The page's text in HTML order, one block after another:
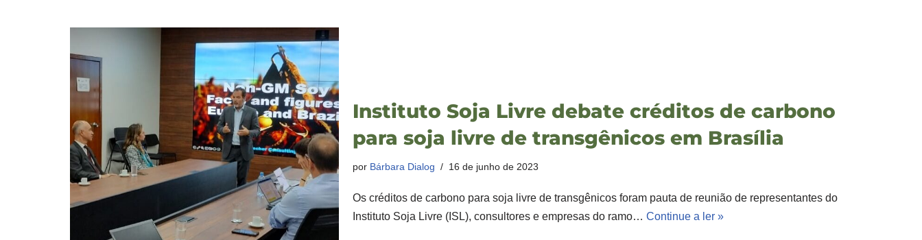
Instituto Soja Livre debate créditos de carbono
para soja livre de transgênicos em Brasília
por Bárbara Dialog 16 de junho de 2023
Os créditos de carbono para soja livre de transgênicos foram pauta de reunião de representantes do
Instituto Soja Livre (ISL), consultores e empresas do ramo… Continue a ler »